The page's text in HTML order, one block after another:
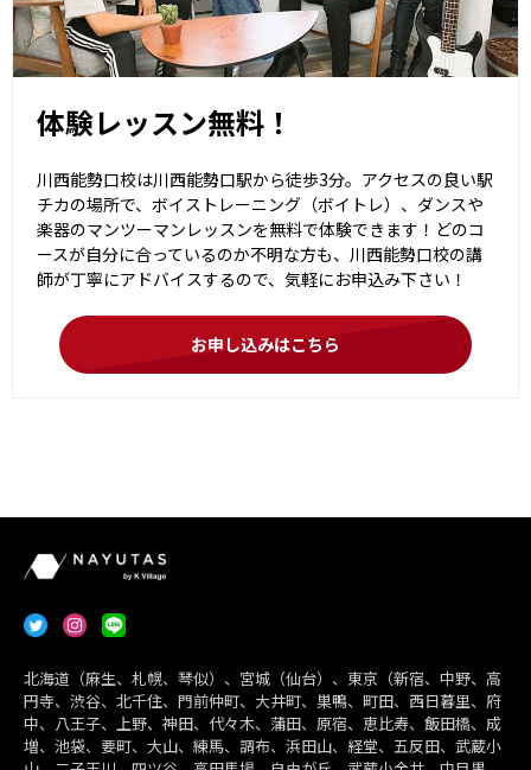
体験レッスン無料！
川西能勢口校は川西能勢口駅から徒歩3分。アクセスの良い駅
チカの場所で、ボイストレーニング（ボイトレ）、ダンスや
楽器のマンツーマンレッスンを無料で体験できます！どのコ
ースが自分に合っているのか不明な方も、川西能勢口校の講
師が丁寧にアドバイスするので、気軽にお申込み下さい！
お申し込みはこちら
北海道（麻生、札幌、琴似）、宮城（仙台）、東京（新宿、中野、高
円寺、渋谷、北千住、門前仲町、大井町、巣鴨、町田、西日暮里、府
中、八王子、上野、神田、代々木、蒲田、原宿、恵比寿、飯田橋、成
増、池袋、要町、大山、練馬、調布、浜田山、経堂、五反田、武蔵小